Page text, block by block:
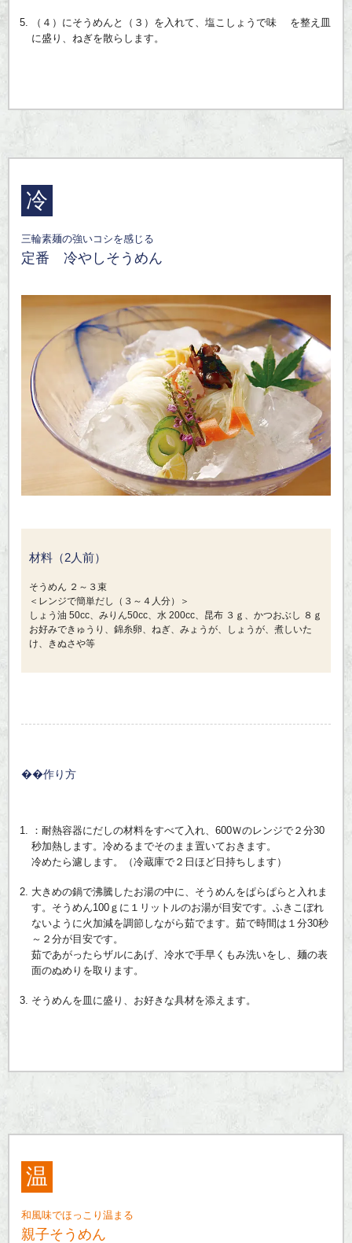
（４）にそうめんと（３）を入れて、塩こしょうで味 を整え皿
に盛り、ねぎを散らします。
冷
三輪素麺の強いコシを感じる
定番 冷やしそうめん
材料（2人前）
そうめん ２～３束
＜レンジで簡単だし（３～４人分）＞
しょう油 50cc、みりん50cc、水 200cc、昆布 ３ｇ、かつおぶし ８ｇ
お好みできゅうり、錦糸卵、ねぎ、みょうが、しょうが、煮しいた
け、きぬさや等
作り方
：耐熱容器にだしの材料をすべて入れ、600Ｗのレンジで２分30
秒加熱します。冷めるまでそのまま置いておきます。
冷めたら濾します。（冷蔵庫で２日ほど日持ちします）
大きめの鍋で沸騰したお湯の中に、そうめんをぱらぱらと入れま
す。そうめん100ｇに１リットルのお湯が目安です。ふきこぼれ
ないように火加減を調節しながら茹でます。茹で時間は１分30秒
～２分が目安です。
茹であがったらザルにあげ、冷水で手早くもみ洗いをし、麺の表
面のぬめりを取ります。
そうめんを皿に盛り、お好きな具材を添えます。
温
和風味でほっこり温まる
親子そうめん